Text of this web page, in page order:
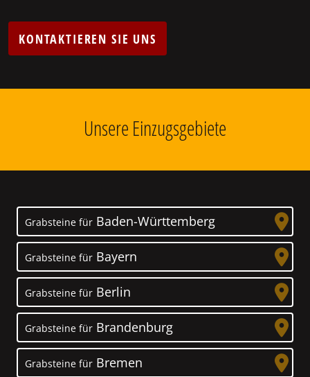
KONTAKTIEREN SIE UNS
Unsere Einzugsgebiete
Grabsteine für Baden-Württemberg
Grabsteine für Bayern
Grabsteine für Berlin
Grabsteine für Brandenburg
Grabsteine für Bremen